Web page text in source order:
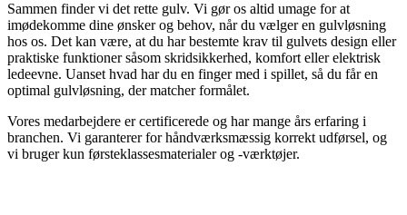
Sammen finder vi det rette gulv. Vi gør os altid umage for at
imødekomme dine ønsker og behov, når du vælger en gulvløsning
hos os. Det kan være, at du har bestemte krav til gulvets design eller
praktiske funktioner såsom skridsikkerhed, komfort eller elektrisk
ledeevne. Uanset hvad har du en finger med i spillet, så du får en
optimal gulvløsning, der matcher formålet.
Vores medarbejdere er certificerede og har mange års erfaring i
branchen. Vi garanterer for håndværksmæssig korrekt udførsel, og
vi bruger kun førsteklassesmaterialer og -værktøjer.